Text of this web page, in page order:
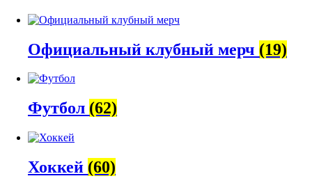
Официальный клубный мерч (19)
Футбол (62)
Хоккей (60)